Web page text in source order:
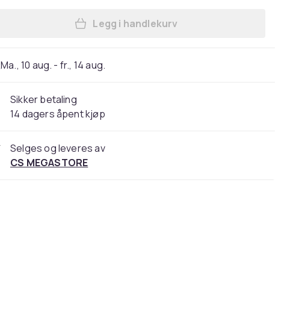
Legg 3M personvernfilter -
Legg i handlekurv
Ma., 10 aug. - fr., 14 aug.
Sikker betaling
14 dagers åpent kjøp
Selges og leveres av
CS MEGASTORE